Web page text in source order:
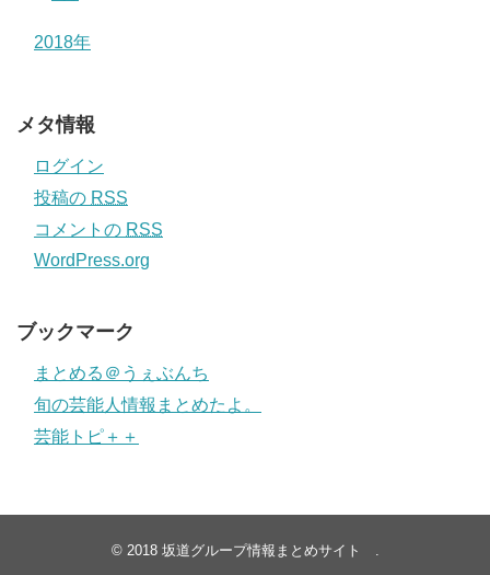
2018年
メタ情報
ログイン
投稿の RSS
コメントの RSS
WordPress.org
ブックマーク
まとめる＠うぇぶんち
旬の芸能人情報まとめたよ。
芸能トピ＋＋
© 2018 坂道グループ情報まとめサイト .